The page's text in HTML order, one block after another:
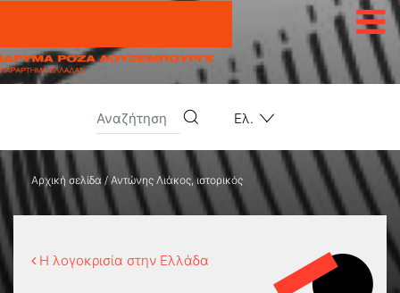
Ελ.
Αρχική σελίδα /Αντώνης Λιάκος, ιστορικός
Η λογοκρισία στην Ελλάδα